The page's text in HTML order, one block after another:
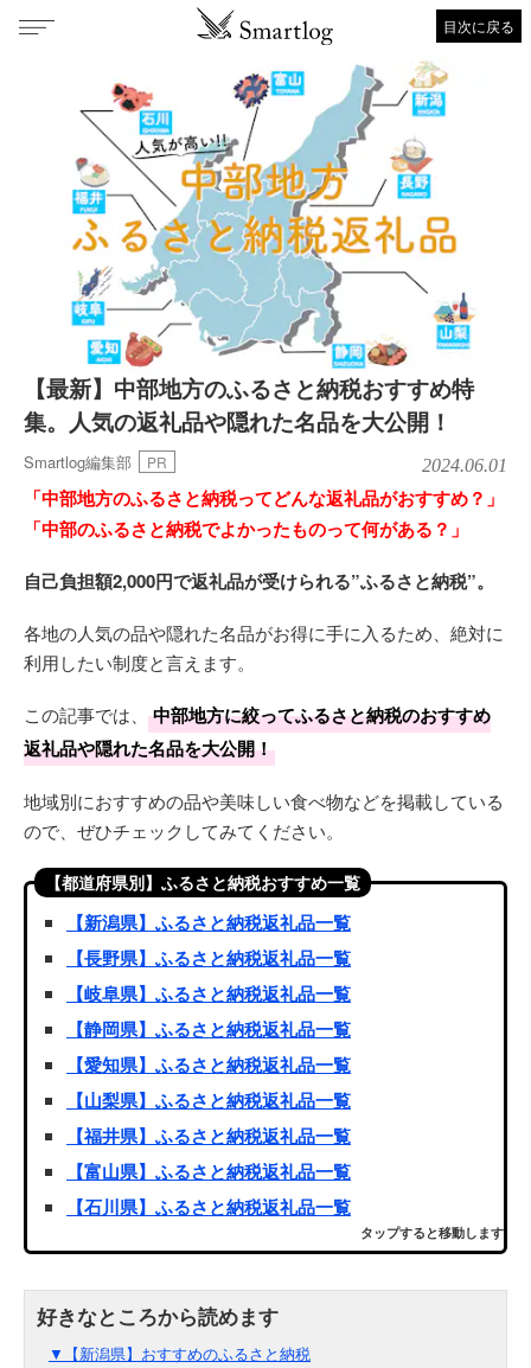
目次に戻る
【最新】中部地方のふるさと納税おすすめ特
集。人気の返礼品や隠れた名品を大公開！
Smartlog編集部 PR 2024.06.01
「中部地方のふるさと納税ってどんな返礼品がおすすめ？」
「中部のふるさと納税でよかったものって何がある？」
自己負担額2,000円で返礼品が受けられる”ふるさと納税”。
各地の人気の品や隠れた名品がお得に手に入るため、絶対に
利用したい制度と言えます。
この記事では、
中部地方に絞ってふるさと納税のおすすめ
返礼品や隠れた名品を大公開！
地域別におすすめの品や美味しい食べ物などを掲載している
ので、ぜひチェックしてみてください。
【都道府県別】ふるさと納税おすすめ一覧
【新潟県】ふるさと納税返礼品一覧
【長野県】ふるさと納税返礼品一覧
【岐阜県】ふるさと納税返礼品一覧
【静岡県】ふるさと納税返礼品一覧
【愛知県】ふるさと納税返礼品一覧
【山梨県】ふるさと納税返礼品一覧
【福井県】ふるさと納税返礼品一覧
【富山県】ふるさと納税返礼品一覧
【石川県】ふるさと納税返礼品一覧
タップすると移動します
▼【新潟県】おすすめのふるさと納税